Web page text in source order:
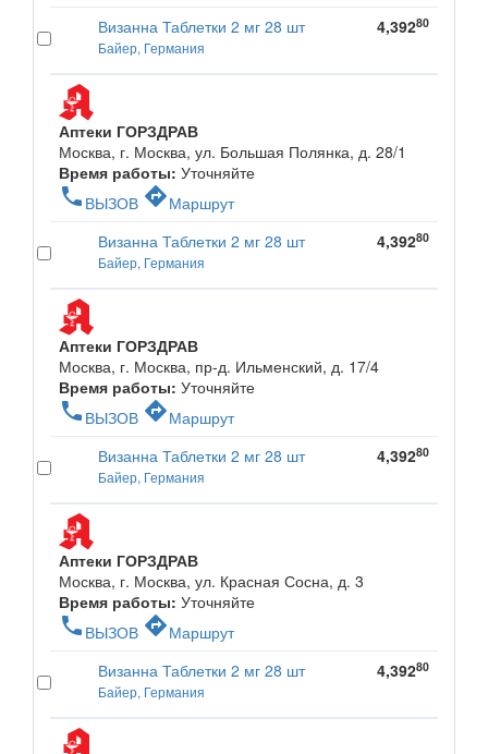
Визанна Таблетки 2 мг 28 шт
Байер, Германия
4,39280
Аптеки ГОРЗДРАВ
Москва, г. Москва, ул. Большая Полянка, д. 28/1
Время работы: Уточняйте
phone ВЫЗОВ directionsМаршрут
Визанна Таблетки 2 мг 28 шт
Байер, Германия
4,39280
Аптеки ГОРЗДРАВ
Москва, г. Москва, пр-д. Ильменский, д. 17/4
Время работы: Уточняйте
phone ВЫЗОВ directionsМаршрут
Визанна Таблетки 2 мг 28 шт
Байер, Германия
4,39280
Аптеки ГОРЗДРАВ
Москва, г. Москва, ул. Красная Сосна, д. 3
Время работы: Уточняйте
phone ВЫЗОВ directionsМаршрут
Визанна Таблетки 2 мг 28 шт
Байер, Германия
4,39280